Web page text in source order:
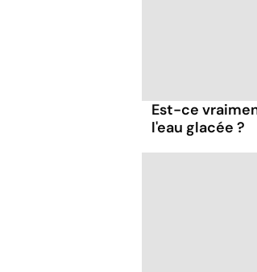
Est-ce
l'eau glacée ?